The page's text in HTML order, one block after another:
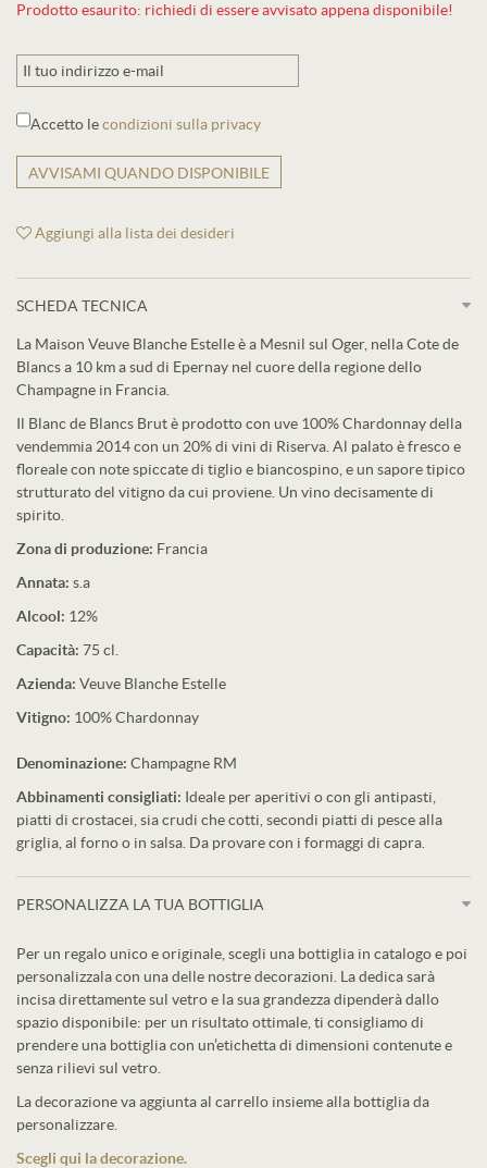
Prodotto esaurito: richiedi di essere avvisato appena disponibile!
Accetto lecondizioni sulla privacy
AVVISAMI QUANDO DISPONIBILE
Aggiungi alla lista dei desideri
SCHEDA TECNICA
La Maison Veuve Blanche Estelle è a Mesnil sul Oger, nella Cote de
Blancs a 10 km a sud di Epernay nel cuore della regione dello
Champagne in Francia.
Il Blanc de Blancs Brut è prodotto con uve 100% Chardonnay della
vendemmia 2014 con un 20% di vini di Riserva. Al palato è fresco e
floreale con note spiccate di tiglio e biancospino, e un sapore tipico
strutturato del vitigno da cui proviene. Un vino decisamente di
spirito.
Zona di produzione: Francia
Annata: s.a
Alcool: 12%
Capacità: 75 cl.
Azienda: Veuve Blanche Estelle
Vitigno: 100% Chardonnay
Denominazione: Champagne RM
Abbinamenti consigliati: Ideale per aperitivi o con gli antipasti,
piatti di crostacei, sia crudi che cotti, secondi piatti di pesce alla
griglia, al forno o in salsa. Da provare con i formaggi di capra.
PERSONALIZZA LA TUA BOTTIGLIA
Per un regalo unico e originale, scegli una bottiglia in catalogo e poi
personalizzala con una delle nostre decorazioni. La dedica sarà
incisa direttamente sul vetro e la sua grandezza dipenderà dallo
spazio disponibile: per un risultato ottimale, ti consigliamo di
prendere una bottiglia con un’etichetta di dimensioni contenute e
senza rilievi sul vetro.
La decorazione va aggiunta al carrello insieme alla bottiglia da
personalizzare.
Scegli qui la decorazione.